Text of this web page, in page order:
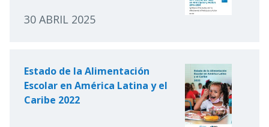
30 ABRIL 2025
Estado de la Alimentación
Escolar en América Latina y el
Caribe 2022